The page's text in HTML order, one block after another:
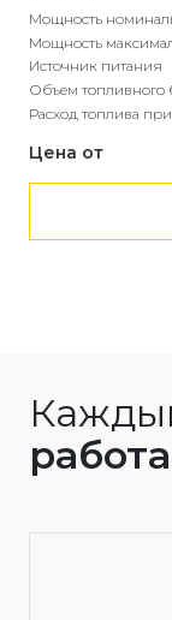
Мощность
Мощность
Источник питания
Объем топливного
Расход топлива при
Цена от